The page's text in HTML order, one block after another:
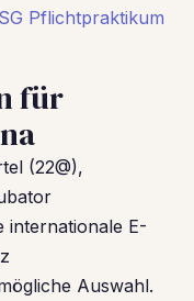
Pflichtpraktikum
für
(22@),
internationale E-
Auswahl.